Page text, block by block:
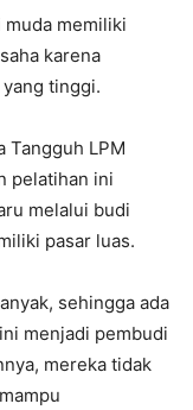
muda memiliki
karena
tinggi.
Tangguh LPM
pelatihan ini
melalui budi
pasar luas.
sehingga ada
menjadi pembudi
mereka tidak